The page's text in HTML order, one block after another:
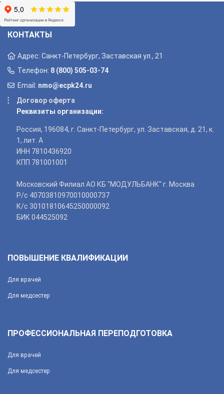
КОНТАКТЫ
Адрес: Санкт-Петербург, Заставская ул., 21
Телефон: 8 (800) 505-03-74
Email: nmo@ecpk24.ru
Договор оферта
Реквизиты организации:
Россия, 196084, г. Санкт-Петербург, ул. Заставская, д. 21, к.
1, лит. А
ИНН 7810436920
КПП 781001001
Московский Филиал АО КБ "МОДУЛЬБАНК" г. Москва
Р/с 40703810970010000737
К/с 30101810645250000092
БИК 044525092
ПОВЫШЕНИЕ КВАЛИФИКАЦИИ
Для врачей
Для медсестер
ПРОФЕССИОНАЛЬНАЯ ПЕРЕПОДГОТОВКА
Для врачей
Для медсестер